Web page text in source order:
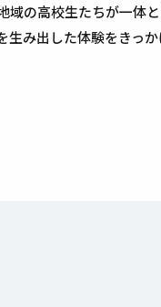
域の高校生たちが一体
生み出した体験をきっ